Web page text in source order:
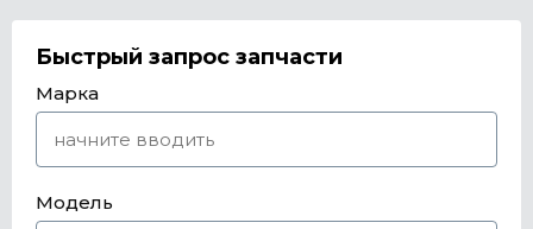
Быстрый запрос запчасти
Марка
Модель